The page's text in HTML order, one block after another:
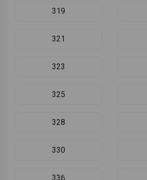
319
321
323
325
328
330
336